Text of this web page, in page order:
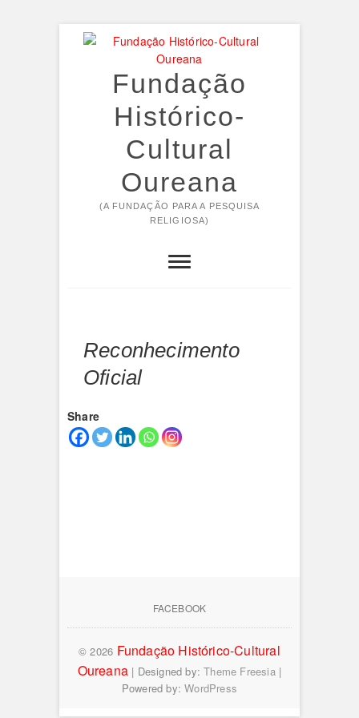
Fundação
Histórico-
Cultural
Oureana
(A FUNDAÇÃO PARA A PESQUISA
RELIGIOSA)
Reconhecimento
Oficial
Share
FACEBOOK
© 2026 Fundação Histórico-Cultural
Oureana | Designed by:Theme Freesia|
Powered by:WordPress